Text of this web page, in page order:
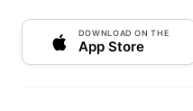
DOWNLOAD ON THE
App Store